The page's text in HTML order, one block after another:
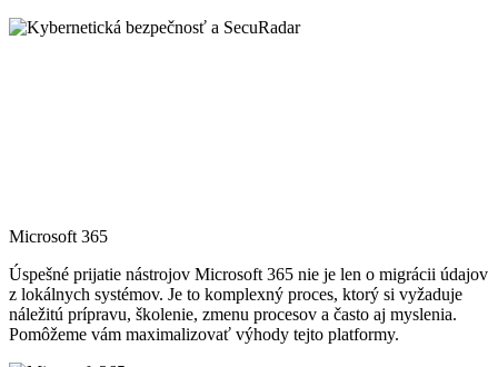
Microsoft 365
Úspešné prijatie nástrojov Microsoft 365 nie je len o migrácii údajov
z lokálnych systémov. Je to komplexný proces, ktorý si vyžaduje
náležitú prípravu, školenie, zmenu procesov a často aj myslenia.
Pomôžeme vám maximalizovať výhody tejto platformy.